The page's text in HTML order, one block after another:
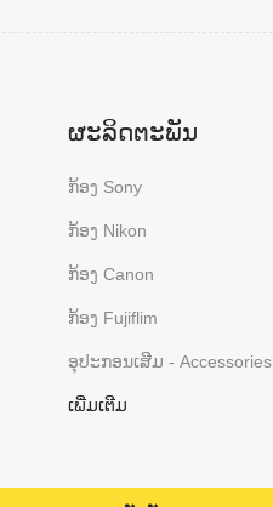
ຜະລິດຕະພັນ
ກ້ອງ Sony
ກ້ອງ Nikon
ກ້ອງ Canon
ກ້ອງ Fujiflim
ອຸປະກອນເສີມ - Accessories
ເພີ່ມເຕີມ